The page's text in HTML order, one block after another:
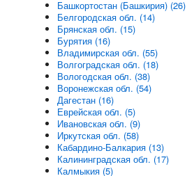
Башкортостан (Башкирия) (26)
Белгородская обл. (14)
Брянская обл. (15)
Бурятия (16)
Владимирская обл. (55)
Волгоградская обл. (18)
Вологодская обл. (38)
Воронежская обл. (54)
Дагестан (16)
Еврейская обл. (5)
Ивановская обл. (9)
Иркутская обл. (58)
Кабардино-Балкария (13)
Калининградская обл. (17)
Калмыкия (5)